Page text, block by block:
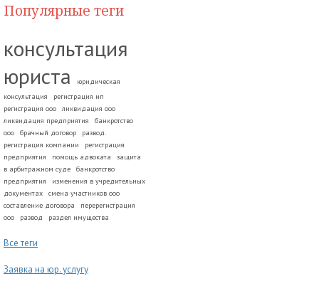
Популярные теги
консультация
юриста
юридическая
консультация
регистрация ип
регистрация ооо
ликвидация ооо
ликвидация предприятия
банкротство
ооо
брачный договор
развод.
регистрация компании
регистрация
предприятия
помощь адвоката
защита
в арбитражном суде
банкротство
предприятия
изменения в учредительных
документах
смена участников ооо
составление договора
перерегистрация
ооо
развод раздел имущества
Все теги
Заявка на юр. услугу